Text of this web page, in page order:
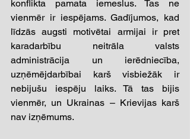
konflikta pamata iemeslus. Tas ne
vienmēr ir iespējams. Gadījumos, kad
līdzās augsti motivētai armijai ir pret
karadarbību neitrāla valsts
administrācija un ierēdniecība,
uzņēmējdarbībai karš visbiežāk ir
nebijušu iespēju laiks. Tā tas bijis
vienmēr, un Ukrainas – Krievijas karš
nav izņēmums.